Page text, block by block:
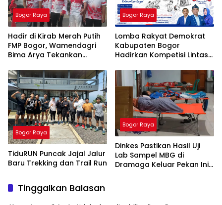
Bogor Raya
Hadir di Kirab Merah Putih
FMP Bogor, Wamendagri
Bima Arya Tekankan
Hadapi Tantangan Bangsa
Bogor Raya
Lomba Rakyat Demokrat
Kabupaten Bogor
Hadirkan Kompetisi Lintas
dan Strategi Tim
Bogor Raya
TiduRUN Puncak Jajal Jalur
Baru Trekking dan Trail Run
Bogor Raya
Dinkes Pastikan Hasil Uji
Lab Sampel MBG di
Dramaga Keluar Pekan Ini
Tinggalkan Balasan